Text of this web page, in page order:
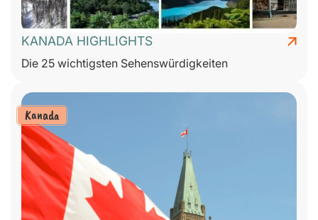
KANADA HIGHLIGHTS
Die 25 wichtigsten Sehenswürdigkeiten
Kanada